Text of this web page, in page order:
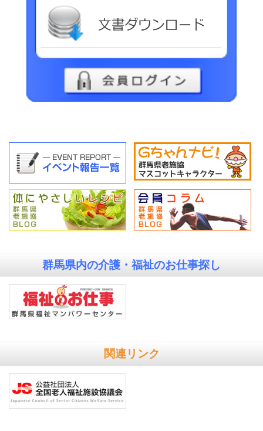
群馬県内の介護・福祉のお仕事探し
関連リンク